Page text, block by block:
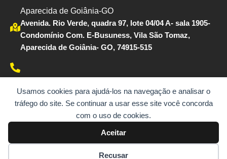
Usamos cookies para ajudá-los na navegação e analisar o
tráfego do site. Se continuar a usar esse site você concorda
com o uso de cookies.
Aceitar
Recusar
Aparecida de Goiânia-GO
Avenida. Rio Verde, quadra 97, lote 04/04 A- sala 1905-
Condomínio Com. E-Busuness, Vila São Tomaz,
Aparecida de Goiânia- GO, 74915-515